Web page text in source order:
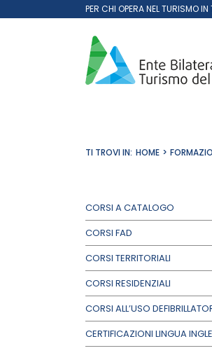
al
PER CHI OPERA NEL TURISMO IN
TI TROVI IN: HOME
CORSI A CATALOGO
CORSI FAD
CORSI TERRITORIALI
CORSI RESIDENZIALI
CORSI ALL’USO
CERTIFICAZIONI LINGUA